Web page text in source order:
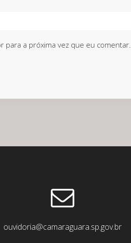
para a próxima vez que eu comentar.
ouvidoria@camaraguara.sp.gov.br